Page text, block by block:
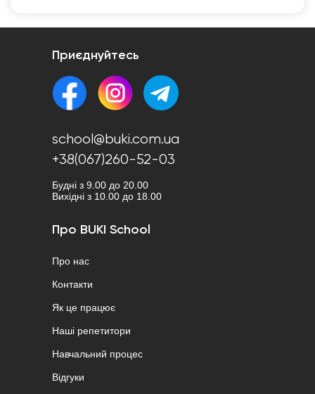
Приєднуйтесь
school@buki.com.ua
+38(067)260-52-03
Будні з 9.00 до 20.00
Вихідні з 10.00 до 18.00
Про BUKI School
Про нас
Контакти
Як це працює
Наші репетитори
Навчальний процес
Відгуки